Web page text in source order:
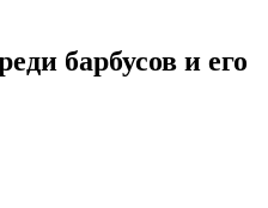
барбусов и его